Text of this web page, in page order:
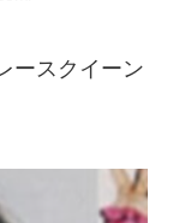
ースクイーン